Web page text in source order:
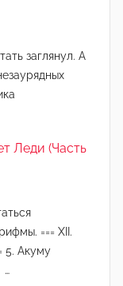
заглянул. А
Леди (Часть
=== XII.
5. Акуму
…